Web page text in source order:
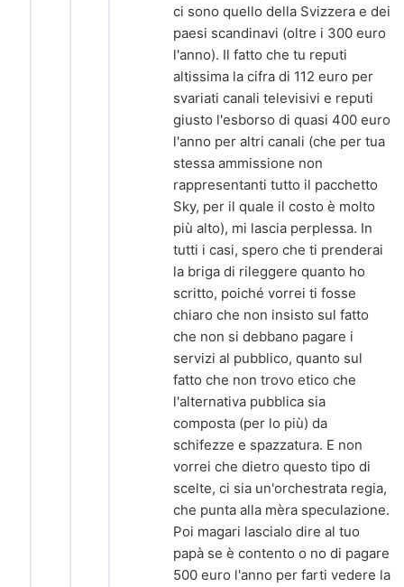
ci sono quello della Svizzera e dei
paesi scandinavi (oltre i 300 euro
l'anno). Il fatto che tu reputi
altissima la cifra di 112 euro per
svariati canali televisivi e reputi
giusto l'esborso di quasi 400 euro
l'anno per altri canali (che per tua
stessa ammissione non
rappresentanti tutto il pacchetto
Sky, per il quale il costo è molto
più alto), mi lascia perplessa. In
tutti i casi, spero che ti prenderai
la briga di rileggere quanto ho
scritto, poiché vorrei ti fosse
chiaro che non insisto sul fatto
che non si debbano pagare i
servizi al pubblico, quanto sul
fatto che non trovo etico che
l'alternativa pubblica sia
composta (per lo più) da
schifezze e spazzatura. E non
vorrei che dietro questo tipo di
scelte, ci sia un'orchestrata regia,
che punta alla mèra speculazione.
Poi magari lascialo dire al tuo
papà se è contento o no di pagare
500 euro l'anno per farti vedere la